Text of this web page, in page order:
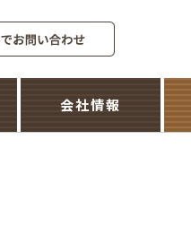
会社情報